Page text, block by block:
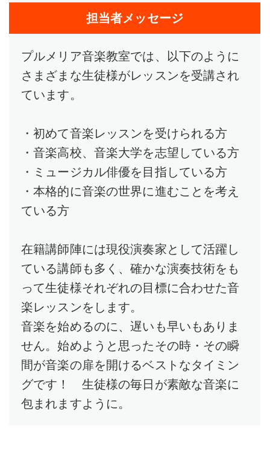
担当者メッセージ
プルメリア音楽教室では、以下のように
さまざまな生徒様がレッスンを受講され
ています。
・初めて音楽レッスンを受けられる方
・音楽高校、音楽大学を志望している方
・ミュージカル俳優を目指している方
・本格的に音楽の世界に進むことを考え
ている方
在籍講師陣には現役演奏家として活躍し
ている講師も多く、確かな演奏技術をも
って生徒様それぞれの目標に合わせた音
楽レッスンをします。
音楽を始めるのに、遅いも早いもありま
せん。始めようと思ったその時・その瞬
間が音楽の扉を開けるベストなタイミン
グです！ 生徒様の毎日が素敵な音楽に
包まれますように。